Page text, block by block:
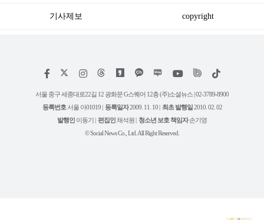
기사제보 copyright
페
스
인
타
램
위
트
유
튜
틱
서울 중구 세종대로22길 12 광화문 G스퀘어 12층 (주)소셜뉴스 | 02-3789-8900
등록번호 서울 아01019 | 등록일자2009. 11. 10 | 최초 발행일2010. 02. 02
발행인 이동기 | 편집인채석원 | 청소년 보호 책임자손기영
© Social News Co., Ltd. All Right Reserved.